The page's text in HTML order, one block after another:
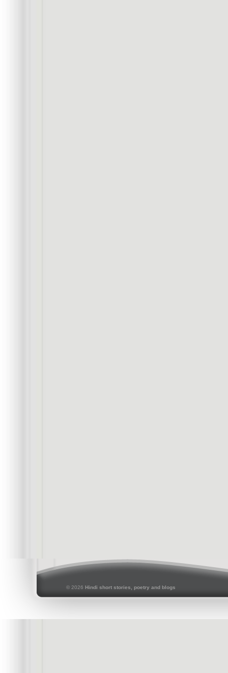
© 2026 Hindi short stories, poetry and blogs